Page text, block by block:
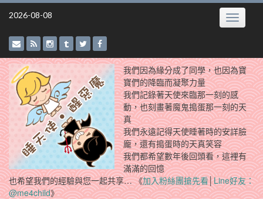
Skip
2026-08-08 Toggle
我們因為緣分成了同學，也因為寶
寶們的降臨而凝聚力量
我們記錄著天使來臨那一刻的感
動，也刻畫著魔鬼搗蛋那一刻的天
真
我們永遠記得天使睡著時的安詳臉
龐，還有搗蛋時的天真笑容
我們都希望數年後回頭看，這裡有
滿滿的回憶
也希望我們的經驗與您一起共享… 《加入粉絲團搶先看│Line好友：
@me4child》